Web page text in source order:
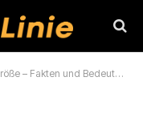
– Fakten und Bedeutung